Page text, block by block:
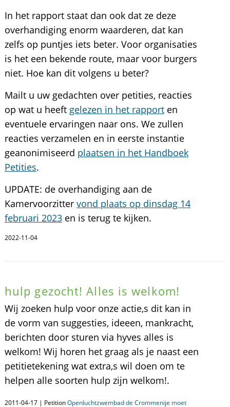
In het rapport staat dan ook dat ze deze
overhandiging enorm waarderen, dat kan
zelfs op puntjes iets beter. Voor organisaties
is het een bekende route, maar voor burgers
niet. Hoe kan dit volgens u beter?
Mailt u uw gedachten over petities, reacties
op wat u heeft gelezen in het rapporten
eventuele ervaringen naar ons. We zullen
reacties verzamelen en in eerste instantie
geanonimiseerd plaatsen in het Handboek
Petities.
UPDATE: de overhandiging aan de
Kamervoorzitter vond plaats op dinsdag 14
februari 2023en is terug te kijken.
2022-11-04
hulp gezocht! Alles is welkom!
Wij zoeken hulp voor onze actie,s dit kan in
de vorm van suggesties, ideeen, mankracht,
berichten door sturen via hyves alles is
welkom! Wij horen het graag als je naast een
petitietekening wat extra,s wil doen om te
helpen alle soorten hulp zijn welkom!.
2011-04-17 | PetitionOpenluchtzwembad de Crommenije moet